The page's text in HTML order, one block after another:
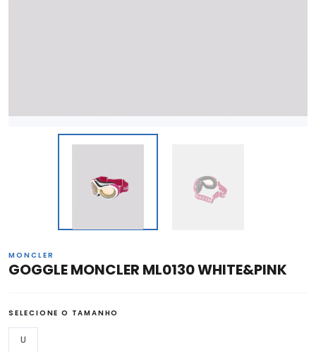
MONCLER
GOGGLE MONCLER ML0130 WHITE&PINK
SELECIONE O TAMANHO
U